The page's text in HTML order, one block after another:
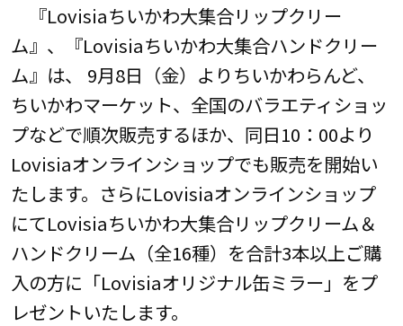
『Lovisiaちいかわ大集合リップクリー
ム』、『Lovisiaちいかわ大集合ハンドクリー
ム』は、 9月8日（金）よりちいかわらんど、
ちいかわマーケット、全国のバラエティショッ
プなどで順次販売するほか、同日10：00より
Lovisiaオンラインショップでも販売を開始い
たします。さらにLovisiaオンラインショップ
にてLovisiaちいかわ大集合リップクリーム＆
ハンドクリーム（全16種）を合計3本以上ご購
入の方に「Lovisiaオリジナル缶ミラー」をプ
レゼントいたします。